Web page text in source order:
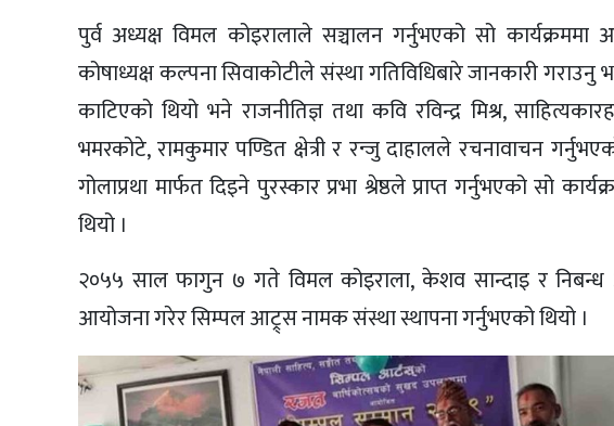
पुर्व अध्यक्ष विमल कोइरालाले सञ्चालन गर्नुभएको सो
कोषाध्यक्ष कल्पना सिवाकोटीले संस्था गतिविधिबारे जानकारी
काटिएको थियो भने राजनीतिज्ञ तथा कवि रविन्द्र मिश्र,
भमरकोटे, रामकुमार पण्डित क्षेत्री र रन्जु दाहालले रचनावाचन
गोलाप्रथा मार्फत दिइने पुरस्कार प्रभा श्रेष्ठले प्राप्त गर्नुभएको सो
थियो ।
२०५५ साल फागुन ७ गते विमल कोइराला, केशव सान्दाइ र निबन्ध
आयोजना गरेर सिम्पल आट्र्स नामक संस्था स्थापना गर्नुभएको थियो ।